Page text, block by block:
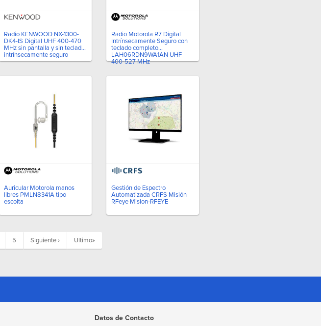
Radio KENWOOD NX-1300-
DK4-IS Digital UHF 400-470
MHz sin pantalla y sin teclado
intrínsecamente seguro
Radio Motorola R7 Digital
Intrínsecamente Seguro con
teclado completo
LAH06RDN9WA1AN UHF
400-527 MHz
Auricular Motorola manos
libres PMLN8341A tipo
escolta
Gestión de Espectro
Automatizada CRFS Misión
RFeye Mision-RFEYE
5 Siguiente› Ultimo»
Datos de Contacto